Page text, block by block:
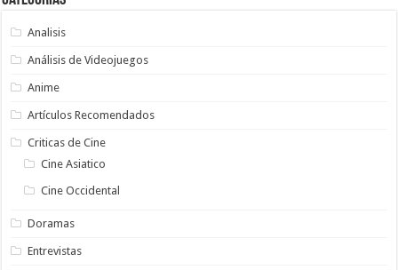
Analisis
Análisis de Videojuegos
Anime
Artículos Recomendados
Criticas de Cine
Cine Asiatico
Cine Occidental
Doramas
Entrevistas